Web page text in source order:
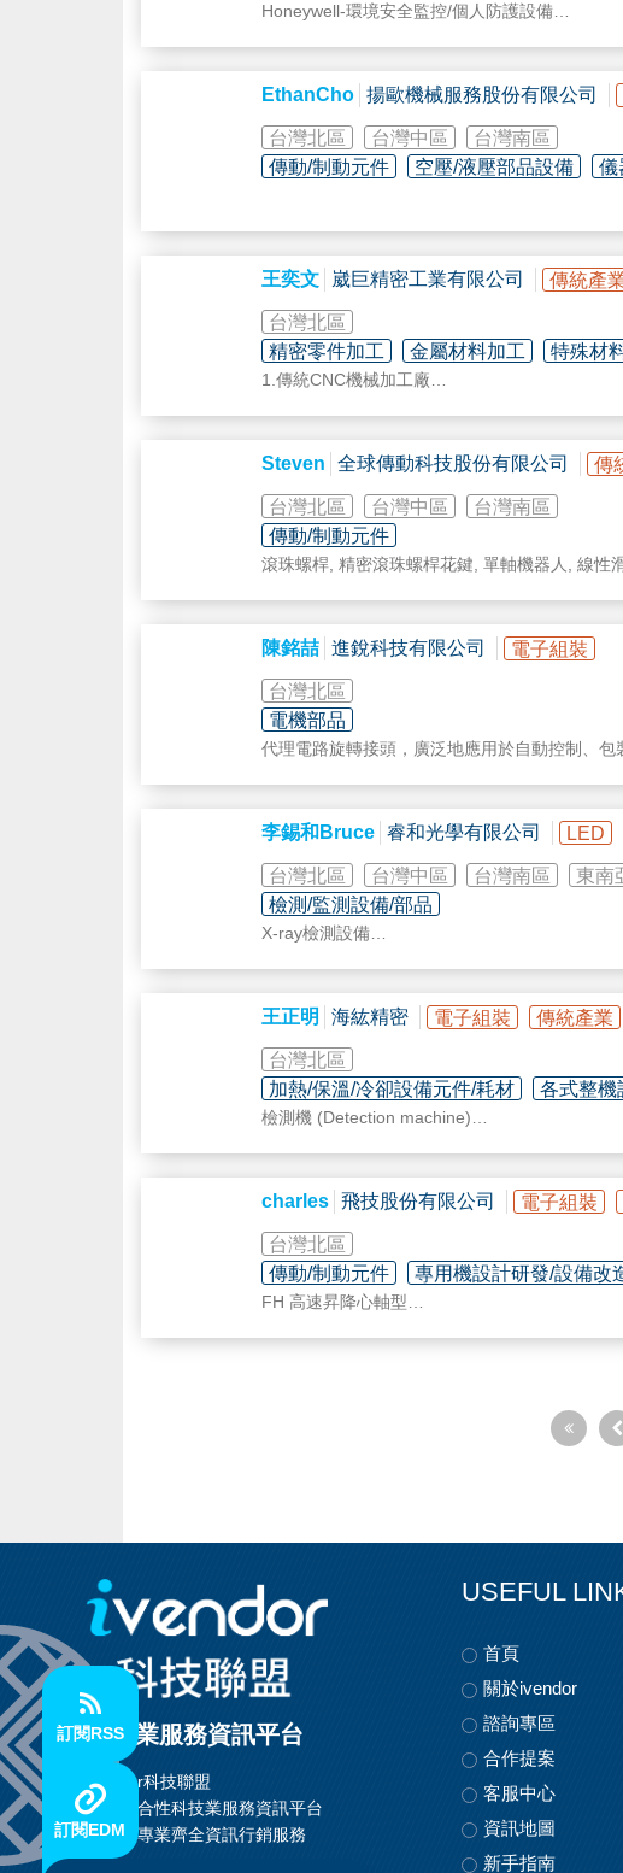
Honeywell-環境安全監控/個人防護設備
EthanCho 揚歐機械服務股份有限公司
台灣北區 台灣中區
台灣南區
傳動/制動元件
空壓/液壓部品設備 儀
王奕文 崴巨精密工業有限公司 傳統產
台灣北區
精密零件加工
金屬材料加工 特殊材
1.傳統CNC機械加工廠
4.沖壓模具專業設計製造
Steven 全球傳動科技股份有限公司 傳
台灣北區 台灣中區
台灣南區
傳動/制動元件
滾珠螺桿, 精密滾珠螺桿花鍵, 單軸機器人, 線性
陳銘喆 進銳科技有限公司 電子組裝
台灣北區
電機部品
代理電路旋轉接頭，廣泛地應用於自動控制、
李錫和Bruce 睿和光學有限公司 LED
台灣北區 台灣中區 台灣南區
東南
檢測/監測設備/部品
X-ray檢測設備
客製化專用機開發
王正明 海紘精密 電子組裝 傳統產業
台灣北區
加熱/保溫/冷卻設備元件/耗材
各式整機
檢測機 (Detection machine)
X-RAY設備 (X-RAY Equipment)
charles 飛技股份有限公司 電子組裝
台灣北區
傳動/制動元件
專用機設計研發/設備改
FH 高速昇降心軸型
訂閱RSS
訂閱EDM
科技業服務資訊平台
ivendor科技聯盟
首創整合性科技業服務資訊平台
提供最專業齊全資訊行銷服務
USEFUL
首頁
關於ivendor
諮詢專區
合作提案
客服中心
資訊地圖
新手指南